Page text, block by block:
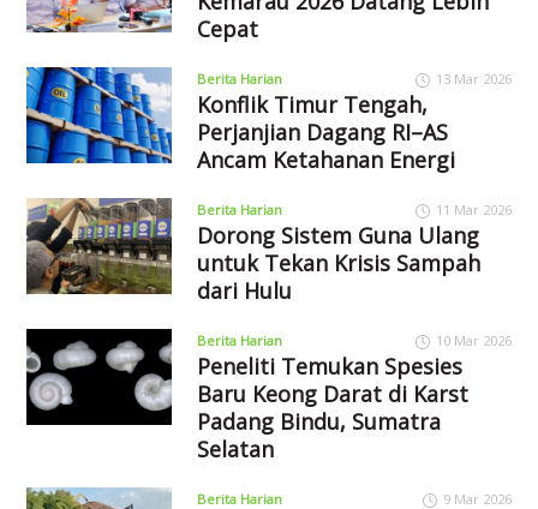
Cepat
Berita Harian 13 Mar 2026
Konflik Timur Tengah,
Perjanjian Dagang RI–AS
Ancam Ketahanan Energi
Berita Harian 11 Mar 2026
Dorong Sistem Guna Ulang
untuk Tekan Krisis Sampah
dari Hulu
Berita Harian 10 Mar 2026
Peneliti Temukan Spesies
Baru Keong Darat di Karst
Padang Bindu, Sumatra
Selatan
Berita Harian 9 Mar 2026